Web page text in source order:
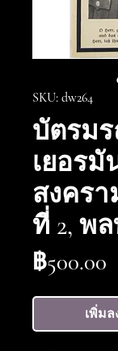
SKU: dw264
บัตรม
เยอรมั
สงคร
ที่ 2, พ
฿500.00
เพิ่ม